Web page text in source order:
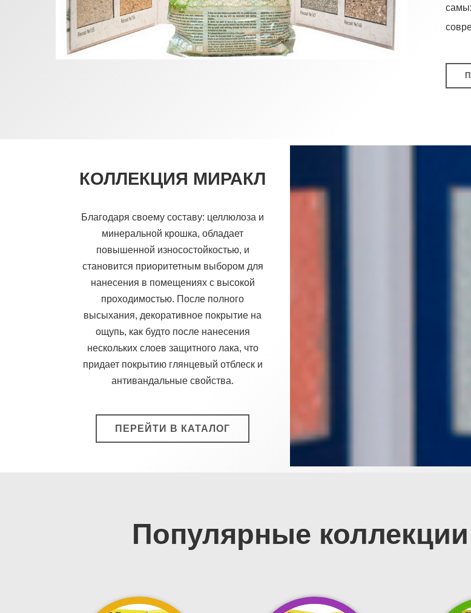
КОЛЛЕКЦИЯ МИРАКЛ
Благодаря своему составу: целлюлоза и
минеральной крошка, обладает
повышенной износостойкостью, и
становится приоритетным выбором для
нанесения в помещениях с высокой
проходимостью. После полного
высыхания, декоративное покрытие на
ощупь, как будто после нанесения
нескольких слоев защитного лака, что
придает покрытию глянцевый отблеск и
антивандальные свойства.
ПЕРЕЙТИ В КАТАЛОГ
Популярные